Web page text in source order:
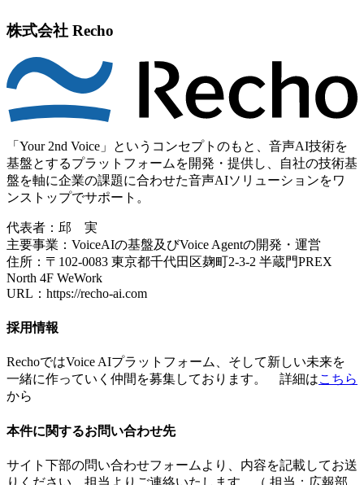
株式会社 Recho
「Your 2nd Voice」というコンセプトのもと、音声AI技術を
基盤とするプラットフォームを開発・提供し、自社の技術基
盤を軸に企業の課題に合わせた音声AIソリューションをワ
ンストップでサポート。
代表者：邱 実
主要事業：VoiceAIの基盤及びVoice Agentの開発・運営
住所：〒102-0083 東京都千代田区麹町2-3-2 半蔵門PREX
North 4F WeWork
URL：https://recho-ai.com
採用情報
RechoではVoice AIプラットフォーム、そして新しい未来を
一緒に作っていく仲間を募集しております。 詳細はこちら
から
本件に関するお問い合わせ先
サイト下部の問い合わせフォームより、内容を記載してお送
りください。担当よりご連絡いたします。（ 担当：広報部